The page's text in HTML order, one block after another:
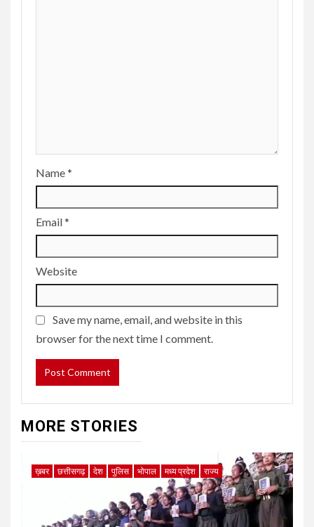
Name*
Email*
Website
Save my name, email, and website in this
browser for the next time I comment.
MORE STORIES
ख़बर छत्तीसगढ़ देश पुलिस भोपाल मध्य प्रदेश राज्य